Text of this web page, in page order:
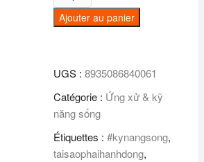
de
Tại
hành
động?
Ajouter au panier
UGS :8935086840061
Catégorie : Ứng xử & kỹ
năng sống
Étiquettes :#kynangsong,
taisaophaihanhdong,